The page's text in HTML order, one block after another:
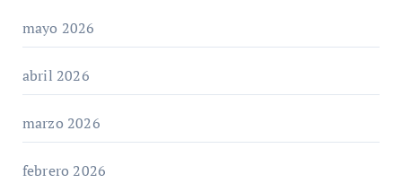
mayo 2026
abril 2026
marzo 2026
febrero 2026